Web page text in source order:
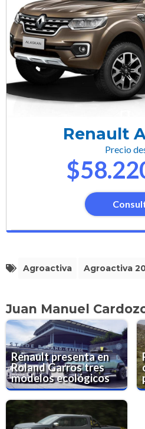
Renault
Precio
Agroactiva Agroactiva
Juan Manuel
Renault presenta en
Roland Garros tres
modelos ecológicos